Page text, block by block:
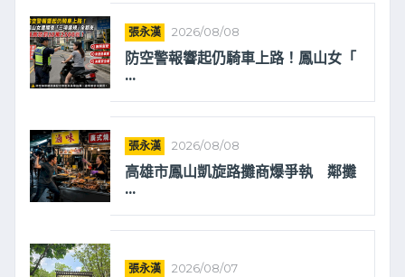
張永漢 2026/08/08
防空警報響起仍騎車上路！鳳山女「
...
張永漢 2026/08/08
高雄市鳳山凱旋路攤商爆爭執 鄰攤
...
張永漢 2026/08/07